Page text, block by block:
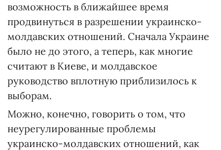
возможность в ближайшее время
продвинуться в разрешении украинско-
молдавских отношений. Сначала Украине
было не до этого, а теперь, как многие
считают в Киеве, и молдавское
руководство вплотную приблизилось к
выборам.
Можно, конечно, говорить о том, что
неурегулированные проблемы
украинско-молдавских отношений, как